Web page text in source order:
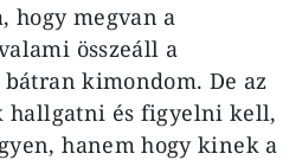
hogy megvan a
összeáll a
kimondom. De az
hallgatni és figyelni kell,
hanem hogy kinek a